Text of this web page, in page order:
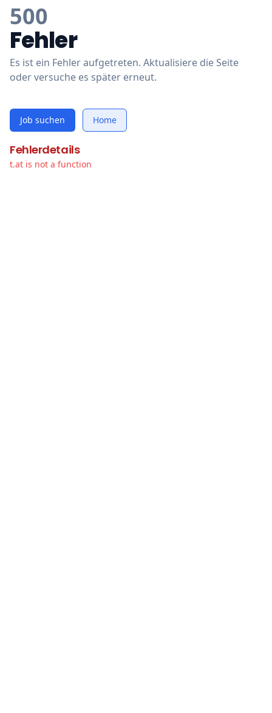
500
Fehler
Es ist ein Fehler aufgetreten. Aktualisiere die Seite
oder versuche es später erneut.
Job suchen Home
Fehlerdetails
t.at is not a function